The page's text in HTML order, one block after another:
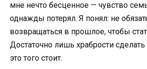
мне нечто бесценное — чувство
однажды потерял. Я понял: не
возвращаться в прошлое, чтобы
Достаточно лишь храбрости
это того стоит.